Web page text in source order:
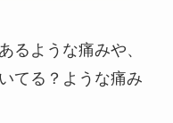
るような痛みや、
てる？ような痛み